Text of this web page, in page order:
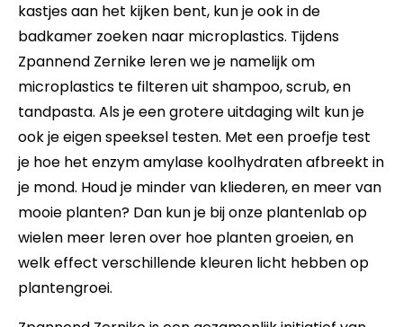
kastjes aan het kijken bent, kun je ook in de
badkamer zoeken naar microplastics. Tijdens
Zpannend Zernike leren we je namelijk om
microplastics te filteren uit shampoo, scrub, en
tandpasta. Als je een grotere uitdaging wilt kun je
ook je eigen speeksel testen. Met een proefje test
je hoe het enzym amylase koolhydraten afbreekt in
je mond. Houd je minder van kliederen, en meer van
mooie planten? Dan kun je bij onze plantenlab op
wielen meer leren over hoe planten groeien, en
welk effect verschillende kleuren licht hebben op
plantengroei.